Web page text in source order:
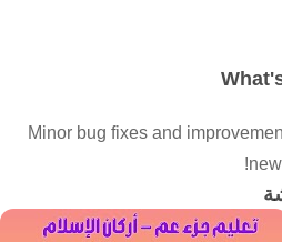
مشاركته مع الاصدقاء 😍😍
Minor bug fixes and